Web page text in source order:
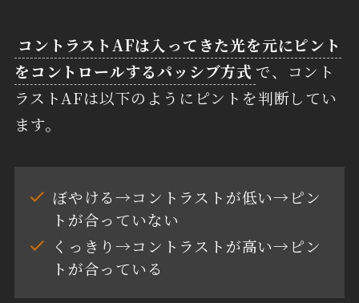
コントラストAFは入ってきた光を元にピント
をコントロールするパッシブ方式 で、コント
ラストAFは以下のようにピントを判断してい
ます。
ぼやける→コントラストが低い→ピン
トが合っていない
くっきり→コントラストが高い→ピン
トが合っている